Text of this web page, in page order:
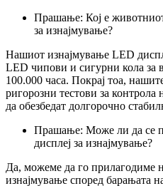
Прашање: Кој е
за изнајмување?
Нашиот изнајмување LED
LED чипови и сигурни кола за
100.000 часа. Покрај тоа,
ригорозни тестови за контрола
да обезбедат долгорочно
Прашање: Може ли да се
дисплеј за изнајмување?
Да, можеме да го прилагодиме
изнајмување според барањата